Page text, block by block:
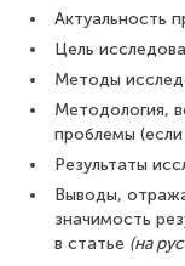
Актуальность
Цель
Методы
Методология,
проблемы (если
Результаты
Выводы,
значимость
в статье (на